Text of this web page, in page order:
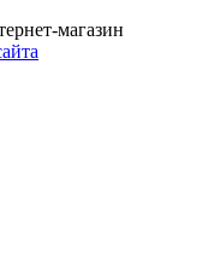
магазин